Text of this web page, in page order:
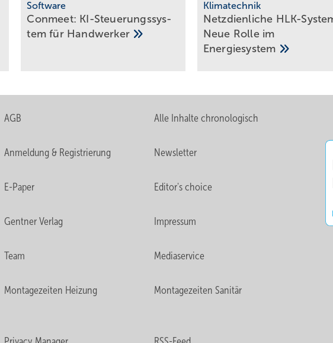
Software
Conmeet: KI-Steue­rungs­sys­
tem für Hand­wer­ker
Klimatechnik
Netzdienliche HLK-
Neue Rol­le im
En­er­gie­sys­tem
AGB Alle Inhalte chronologisch
Anmeldung & Registrierung Newsletter
E-Paper Editor's choice
Gentner Verlag Impressum
Team Mediaservice
Montagezeiten Heizung Montagezeiten Sanitär